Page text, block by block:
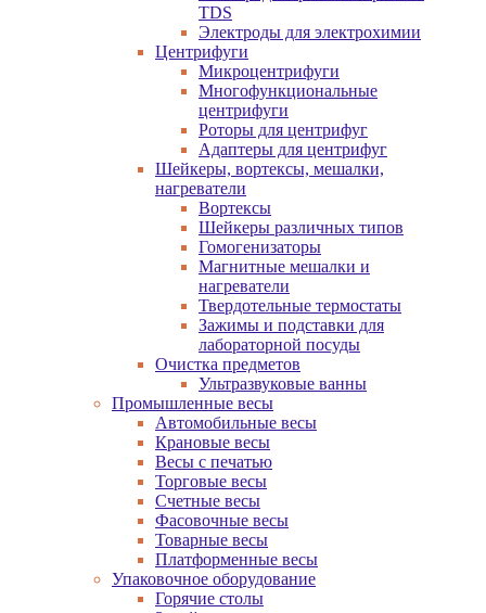
TDS
Электроды для электрохимии
Центрифуги
Микроцентрифуги
Многофункциональные
центрифуги
Роторы для центрифуг
Адаптеры для центрифуг
Шейкеры, вортексы, мешалки,
нагреватели
Вортексы
Шейкеры различных типов
Гомогенизаторы
Магнитные мешалки и
нагреватели
Твердотельные термостаты
Зажимы и подставки для
лабораторной посуды
Очистка предметов
Ультразвуковые ванны
Промышленные весы
Автомобильные весы
Крановые весы
Весы с печатью
Торговые весы
Счетные весы
Фасовочные весы
Товарные весы
Платформенные весы
Упаковочное оборудование
Горячие столы